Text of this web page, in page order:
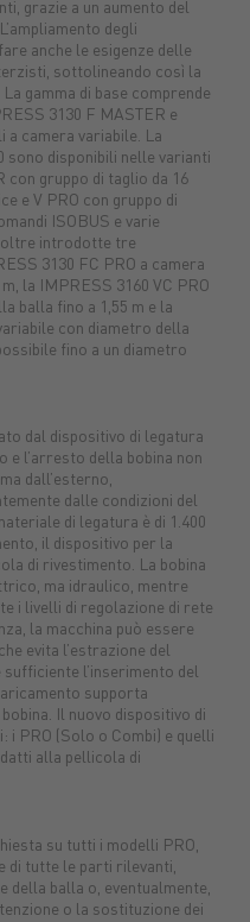
grazie a un aumento del
degli
anche le esigenze delle
sottolineando così la
gamma di base comprende
3130 F MASTER e
a camera variabile. La
sono disponibili nelle varianti
con gruppo di taglio da 16
e V PRO con gruppo di
ISOBUS e varie
introdotte tre
3130 FC PRO a camera
la IMPRESS 3160 VC PRO
balla fino a 1,55 m e la
con diametro della
fino a un diametro
dal dispositivo di legatura
e l’arresto della bobina non
dall’esterno,
dalle condizioni del
di legatura è di 1.400
il dispositivo per la
di rivestimento. La bobina
ma idraulico, mentre
i livelli di regolazione di rete
la macchina può essere
evita l’estrazione del
l’inserimento del
supporta
Il nuovo dispositivo di
i PRO (Solo o Combi) e quelli
alla pellicola di
su tutti i modelli PRO,
di tutte le parti rilevanti,
della balla o, eventualmente,
o la sostituzione dei